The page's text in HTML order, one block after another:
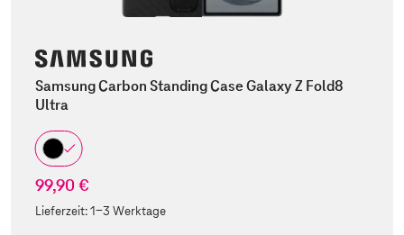
Samsung Carbon Standing Case Galaxy Z Fold8
Ultra
99,90 €
Lieferzeit:1-3 Werktage